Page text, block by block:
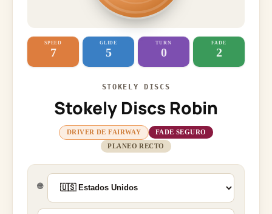
SPEED
7
GLIDE
5
TURN
0
FADE
2
STOKELY DISCS
Stokely Discs Robin
DRIVER DE FAIRWAY
FADE SEGURO
PLANEO RECTO
🌐